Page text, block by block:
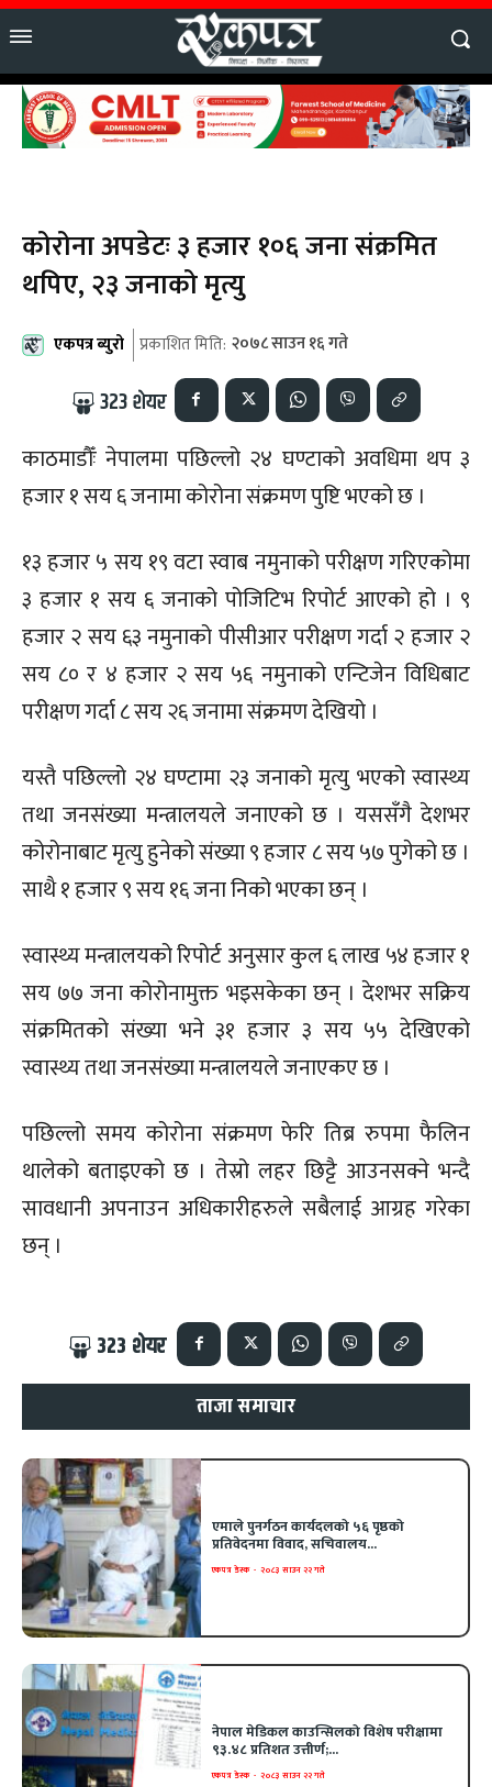
कोरोना अपडेटः ३ हजार १०६ जना संक्रमित
थपिए, २३ जनाको मृत्यु
एकपत्र ब्युरो प्रकाशित मिति: २०७८ साउन १६ गते
323शेयर
काठमाडौँः नेपालमा पछिल्लो २४ घण्टाको अवधिमा थप ३
हजार १ सय ६ जनामा कोरोना संक्रमण पुष्टि भएको छ ।
१३ हजार ५ सय १९ वटा स्वाब नमुनाको परीक्षण गरिएकोमा
३ हजार १ सय ६ जनाको पोजिटिभ रिपोर्ट आएको हो । ९
हजार २ सय ६३ नमुनाको पीसीआर परीक्षण गर्दा २ हजार २
सय ८० र ४ हजार २ सय ५६ नमुनाको एन्टिजेन विधिबाट
परीक्षण गर्दा ८ सय २६ जनामा संक्रमण देखियो ।
यस्तै पछिल्लो २४ घण्टामा २३ जनाको मृत्यु भएको स्वास्थ्य
तथा जनसंख्या मन्त्रालयले जनाएको छ । यससँगै देशभर
कोरोनाबाट मृत्यु हुनेको संख्या ९ हजार ८ सय ५७ पुगेको छ ।
साथै १ हजार ९ सय १६ जना निको भएका छन् ।
स्वास्थ्य मन्त्रालयको रिपोर्ट अनुसार कुल ६ लाख ५४ हजार १
सय ७७ जना कोरोनामुक्त भइसकेका छन् । देशभर सक्रिय
संक्रमितको संख्या भने ३१ हजार ३ सय ५५ देखिएको
स्वास्थ्य तथा जनसंख्या मन्त्रालयले जनाएकए छ ।
पछिल्लो समय कोरोना संक्रमण फेरि तिब्र रुपमा फैलिन
थालेको बताइएको छ । तेस्रो लहर छिट्टै आउनसक्ने भन्दै
सावधानी अपनाउन अधिकारीहरुले सबैलाई आग्रह गरेका
छन् ।
323 शेयर
ताजा समाचार
एमाले पुनर्गठन कार्यदलको ५६ पृष्ठको
प्रतिवेदनमा विवाद, सचिवालय...
एकपत्र डेस्क - २०८३ साउन २२ गते
नेपाल मेडिकल काउन्सिलको विशेष परीक्षामा
९३.४८ प्रतिशत उत्तीर्ण;...
एकपत्र डेस्क - २०८३ साउन २२ गते